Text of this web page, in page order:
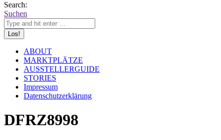
Search:
Suchen
ABOUT
MARKTPLÄTZE
AUSSTELLERGUIDE
STORIES
Impressum
Datenschutzerklärung
DFRZ8998